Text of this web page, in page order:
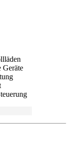
Geräte